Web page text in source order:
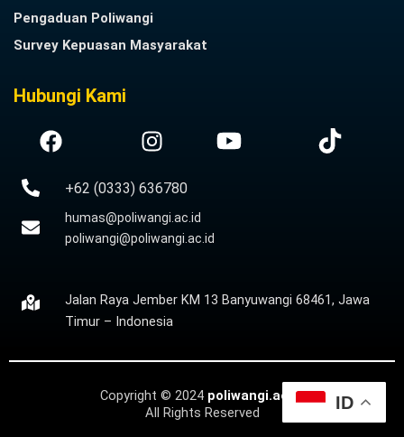
Pengaduan Poliwangi
Survey Kepuasan Masyarakat
Hubungi Kami
+62 (0333) 636780
humas@poliwangi.ac.id
poliwangi@poliwangi.ac.id
Jalan Raya Jember KM 13 Banyuwangi 68461, Jawa
Timur – Indonesia
Copyright © 2024 poliwangi.ac.id
All Rights Reserved
ID